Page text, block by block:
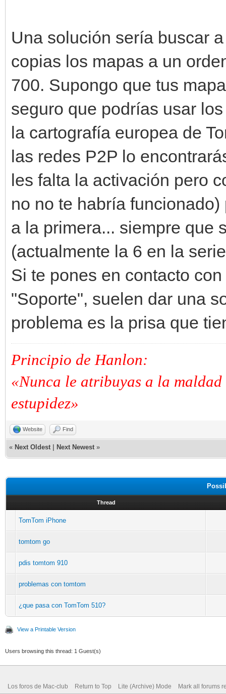
Una solución sería buscar
copias los mapas a un
700. Supongo que tus
seguro que podrías usar
la cartografía europea de
las redes P2P lo
les falta la activación pero
no no te habría
a la primera... siempre que
(actualmente la 6 en la
Si te pones en contacto
"Soporte", suelen dar una
problema es la prisa que
Principio de Hanlon:
«Nunca le atribuyas a la
estupidez»
Website Find
« Next Oldest Next Newest »
Thread
TomTom iPhone
tomtom go
pdis tomtom 910
problemas con tomtom
¿que pasa con TomTom 510?
View a Printable Version
Users browsing this thread: 1 Guest(s)
Los foros de Mac-club Return to Top Lite (Archive) Mode Mark all forums